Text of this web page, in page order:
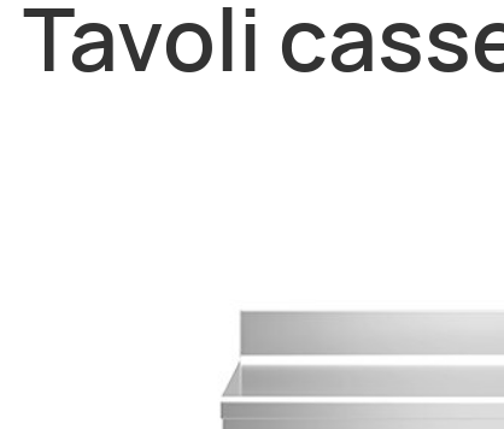
Tavoli